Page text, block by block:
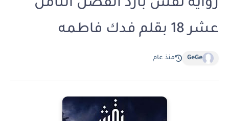
رواية نقش بارد الفصل الثامن
عشر 18 بقلم فدك فاطمه
GeGe منذ عام